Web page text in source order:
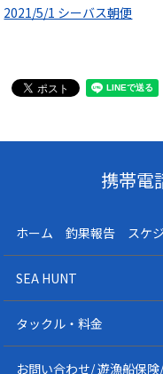
2021/5/1 シーバス朝便
携帯電
ホーム 釣果報告 スケ
SEA HUNT
タックル・料金
お問い合わせ/ 遊漁船保